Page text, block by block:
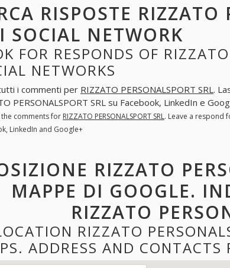
RISPOSTE RIZZATO
SOCIAL NETWORK
FOR RESPONDS OF
NETWORKS
i commenti per RIZZATO PERSONALSPORT SRL.
PERSONALSPORT SRL su Facebook, LinkedIn e
the comments for RIZZATO PERSONALSPORT SRL. Leave a respond
LinkedIn and Google+
RIZZATO
MAPPE DI GOOGLE.
RIZZATO
RIZZATO
ADDRESS AND CONTACTS